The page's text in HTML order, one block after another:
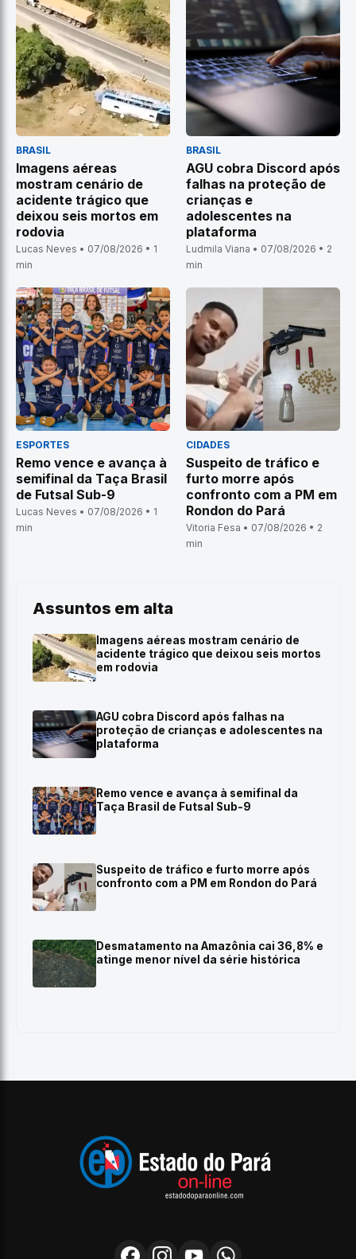
BRASIL
Imagens aéreas
mostram cenário de
acidente trágico que
deixou seis mortos em
rodovia
Lucas Neves • 07/08/2026 • 1
min
BRASIL
AGU cobra Discord após
falhas na proteção de
crianças e
adolescentes na
plataforma
Ludmila Viana • 07/08/2026 • 2
min
ESPORTES
Remo vence e avança à
semifinal da Taça Brasil
de Futsal Sub-9
Lucas Neves • 07/08/2026 • 1
min
CIDADES
Suspeito de tráfico e
furto morre após
confronto com a PM em
Rondon do Pará
Vitoria Fesa • 07/08/2026 • 2
min
Assuntos em alta
Imagens aéreas mostram cenário de
acidente trágico que deixou seis mortos
em rodovia
AGU cobra Discord após falhas na
proteção de crianças e adolescentes na
plataforma
Remo vence e avança à semifinal da
Taça Brasil de Futsal Sub-9
Suspeito de tráfico e furto morre após
confronto com a PM em Rondon do Pará
Desmatamento na Amazônia cai 36,8% e
atinge menor nível da série histórica